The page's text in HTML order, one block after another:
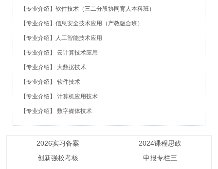
【专业介绍】软件技术（三二分段协同育人本科班）
【专业介绍】信息安全技术应用（产教融合班）
【专业介绍】人工智能技术应用
【专业介绍】 云计算技术应用
【专业介绍】 大数据技术
【专业介绍】 软件技术
【专业介绍】 计算机应用技术
【专业介绍】 数字媒体技术
2026实习备案
2024课程思政
创新强校考核
申报专栏三